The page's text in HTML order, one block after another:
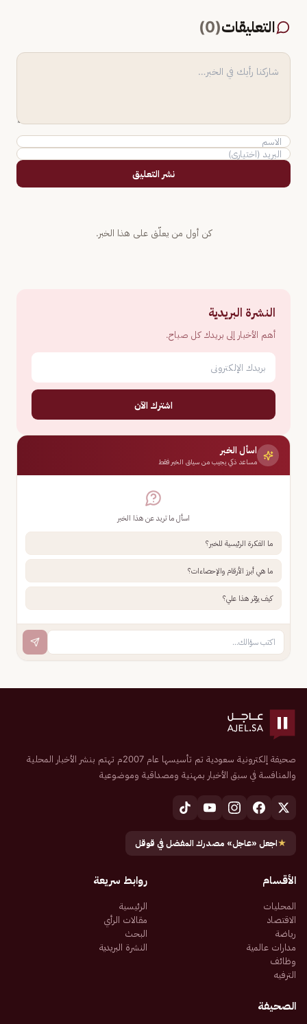
التعليقات(
0
)
نشر التعليق
كن أول من يعلّق على هذا الخبر.
النشرة البريدية
أهم الأخبار إلى بريدك كل صباح.
اشترك الآن
اسأل الخبر
مساعد ذكي يجيب من سياق الخبر فقط
اسأل ما تريد عن هذا الخبر
ما الفكرة الرئيسية للخبر؟
ما هي أبرز الأرقام والإحصاءات؟
كيف يؤثر هذا علي؟
صحيفة إلكترونية سعودية تم تأسيسها عام 2007م تهتم بنشر الأخبار المحلية
والمنافسة في سبق الأخبار بمهنية ومصداقية وموضوعية
★اجعل «عاجل» مصدرك المفضل في قوقل
الأقسام
المحليات
الاقتصاد
رياضة
مدارات عالمية
وظائف
الترفيه
روابط سريعة
الرئيسية
مقالات الرأي
البحث
النشرة البريدية
الصحيفة